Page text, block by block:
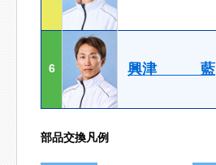
6 興津 藍
部品交換凡例